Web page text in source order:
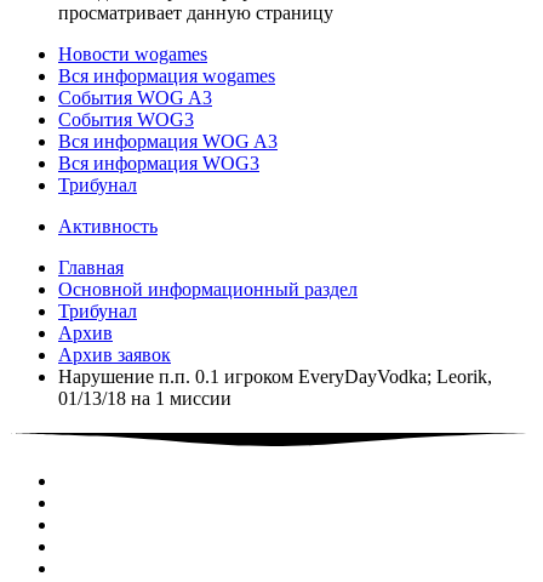
просматривает данную страницу
Новости wogames
Вся информация wogames
События WOG A3
События WOG3
Вся информация WOG A3
Вся информация WOG3
Трибунал
Активность
Главная
Основной информационный раздел
Трибунал
Архив
Архив заявок
Нарушение п.п. 0.1 игроком EveryDayVodka; Leorik,
01/13/18 на 1 миссии